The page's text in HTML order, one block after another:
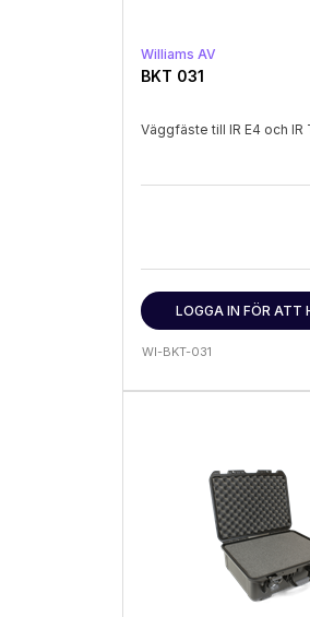
Williams AV
BKT 031
Väggfäste till IR E4 och IR
LOGGA IN FÖR ATT
WI-BKT-031